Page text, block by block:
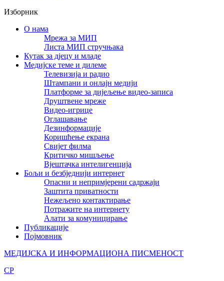
Изборник
О нама
Мрежа за МИП
Листа МИП стручњака
Кутак за дјецу и младе
Медијске теме и дилеме
Телевизија и радио
Штампани и онлајн медији
Платформе за дијељење видео-записа
Друштвене мреже
Видео-игрице
Оглашавање
Дезинформације
Коришћење екрана
Свијет филма
Критичко мишљење
Вјештачка интелигенција
Бољи и безбједнији интернет
Опасни и непримјерени садржаји
Заштита приватности
Нежељено контактирање
Потражите на интернету
Алати за комуницирање
Публикације
Појмовник
МЕДИЈСКА И ИНФОРМАЦИОНА ПИСМЕНОСТ
CP